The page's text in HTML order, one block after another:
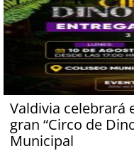
Valdivia celebrará
gran “Circo de
Municipal